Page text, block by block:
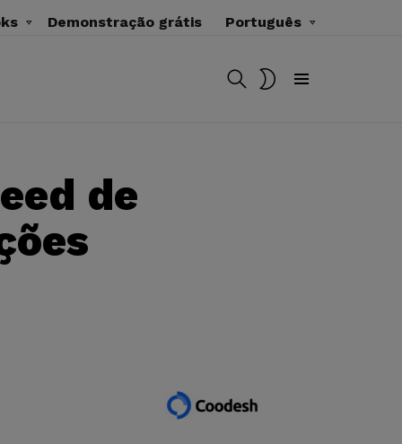
Demonstração grátis Português
BUSCAR
de